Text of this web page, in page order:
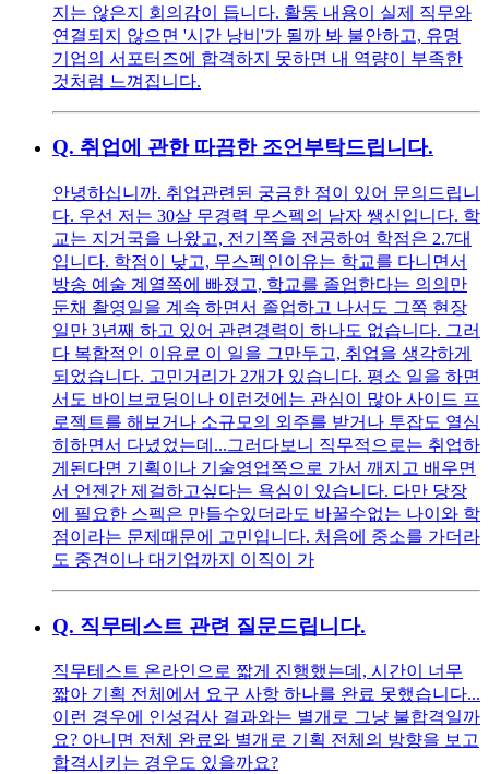
지는 않은지 회의감이 듭니다. 활동 내용이 실제 직무와
연결되지 않으면 '시간 낭비'가 될까 봐 불안하고, 유명
기업의 서포터즈에 합격하지 못하면 내 역량이 부족한
것처럼 느껴집니다.
Q. 취업에 관한 따끔한 조언부탁드립니다.
안녕하십니까. 취업관련된 궁금한 점이 있어 문의드립니
다. 우선 저는 30살 무경력 무스펙의 남자 쌩신입니다. 학
교는 지거국을 나왔고, 전기쪽을 전공하여 학점은 2.7대
입니다. 학점이 낮고, 무스펙인이유는 학교를 다니면서
방송 예술 계열쪽에 빠졌고, 학교를 졸업한다는 의의만
둔채 촬영일을 계속 하면서 졸업하고 나서도 그쪽 현장
일만 3년째 하고 있어 관련경력이 하나도 없습니다. 그러
다 복합적인 이유로 이 일을 그만두고, 취업을 생각하게
되었습니다. 고민거리가 2개가 있습니다. 평소 일을 하면
서도 바이브코딩이나 이런것에는 관심이 많아 사이드 프
로젝트를 해보거나 소규모의 외주를 받거나 투잡도 열심
히하면서 다녔었는데...그러다보니 직무적으로는 취업하
게된다면 기획이나 기술영업쪽으로 가서 깨지고 배우면
서 언젠간 제걸하고싶다는 욕심이 있습니다. 다만 당장
에 필요한 스펙은 만들수있더라도 바꿀수없는 나이와 학
점이라는 문제때문에 고민입니다. 처음에 중소를 가더라
도 중견이나 대기업까지 이직이 가
Q. 직무테스트 관련 질문드립니다.
직무테스트 온라인으로 짧게 진행했는데, 시간이 너무
짧아 기획 전체에서 요구 사항 하나를 완료 못했습니다...
이런 경우에 인성검사 결과와는 별개로 그냥 불합격일까
요? 아니면 전체 완료와 별개로 기획 전체의 방향을 보고
합격시키는 경우도 있을까요?